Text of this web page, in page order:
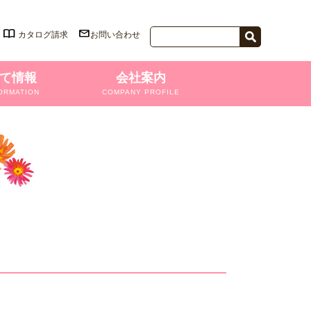
カタログ請求 お問い合わせ
情報 会社案内
COMPANY PROFILE